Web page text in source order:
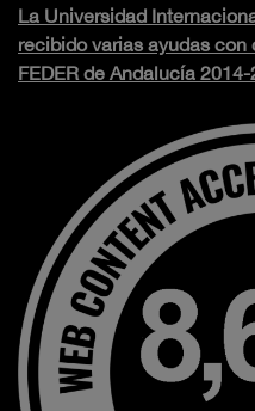
La Universidad
recibido varias ayudas con
FEDER de Andalucía